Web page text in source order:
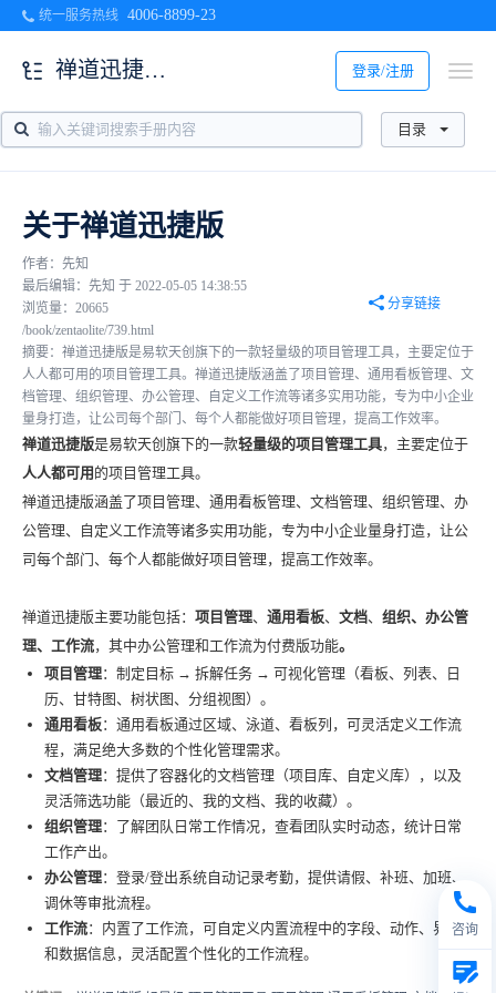
统一服务热线 4006-8899-23
登录/注册
禅道迅捷版使用手册
目录
关于禅道迅捷版
作者：先知
最后编辑：先知 于 2022-05-05 14:38:55
浏览量：20665
分享链接
/book/zentaolite/739.html
摘要：禅道迅捷版是易软天创旗下的一款轻量级的项目管理工具，主要定位于
人人都可用的项目管理工具。禅道迅捷版涵盖了项目管理、通用看板管理、文
档管理、组织管理、办公管理、自定义工作流等诸多实用功能，专为中小企业
量身打造，让公司每个部门、每个人都能做好项目管理，提高工作效率。
禅道迅捷版是易软天创旗下的一款轻量级的项目管理工具，主要定位于
人人都可用 的项目管理工具。
禅道迅捷版涵盖了项目管理、通用看板管理、文档管理、组织管理、办
公管理、
自定义工作流等诸多实用功能，专为中小企业量身打造，让公
司每个部门、每个人都能做好项目管理，提高工作效率。
禅道迅捷版主要功能包括： 项目管理、 通用看板、 文档、 组织、 办公管
理、 工作流，其中办公管理和工作流为付费版功能。
项目管理：制定目标 → 拆解任务 → 可视化管理（看板、列表、日
历、甘特图、树状图、分组视图）。
通用看板：通用看板通过区域、泳道、看板列，可灵活定义工作流
程，满足绝大多数的个性化管理需求。
文档管理：提供了容器化的文档管理（项目库、自定义库），以及
灵活筛选功能（最近的、我的文档、我的收藏）。
组织管理：了解团队日常工作情况，查看团队实时动态，统计日常
工作产出。
办公管理：登录/登出系统自动记录考勤，提供请假、补班、加班、
调休等审批流程。
工作流：内置了工作流，可自定义内置流程中的字段、动作、界面
和数据信息，灵活配置个性化的工作流程。
咨询